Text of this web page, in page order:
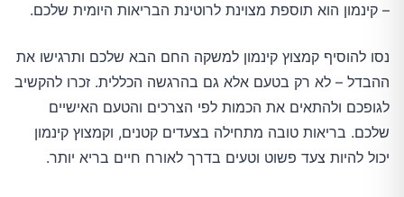
– קינמון הוא תוספת מצוינת לרוטינת הבריאות היומית שלכם.
נסו להוסיף קמצוץ קינמון למשקה החם הבא שלכם ותרגישו את
ההבדל – לא רק בטעם אלא גם בהרגשה הכללית. זכרו להקשיב
לגופכם ולהתאים את הכמות לפי הצרכים והטעם האישיים
שלכם. בריאות טובה מתחילה בצעדים קטנים, וקמצוץ קינמון
יכול להיות צעד פשוט וטעים בדרך לאורח חיים בריא יותר.